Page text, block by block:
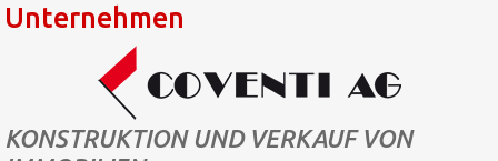
Unternehmen
KONSTRUKTION UND VERKAUF VON